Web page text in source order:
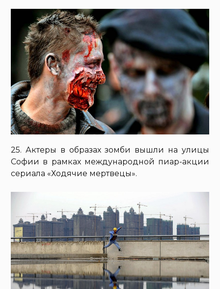
25. Актеры в образах зомби вышли на улицы
Софии в рамках международной пиар-акции
сериала «Ходячие мертвецы».